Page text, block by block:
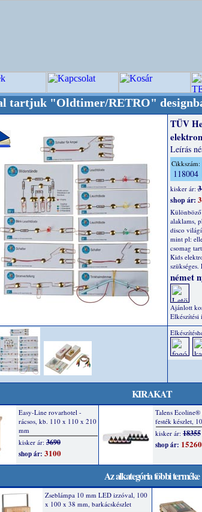
"Oldtimer/RETRO" designba!
TÜV
Leírás
Cikkszám:
118004
kisker ár:
shop ár:
Különböző
alaklams,
disco
mint pl:
csomag
Kids
német
Ajánlott
Elkészítési
KIRAKAT
Az alkategória többi terméke
Zseblámpa 10 mm LED izzóval, 100
x 100 x 38 mm, barkácskészlet